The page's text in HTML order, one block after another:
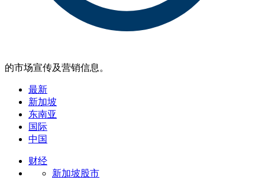
的市场宣传及营销信息。
最新
新加坡
东南亚
国际
中国
财经
新加坡股市